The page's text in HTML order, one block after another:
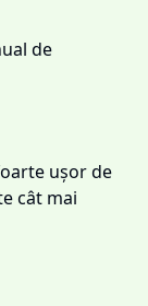
de
ușor de
cât mai